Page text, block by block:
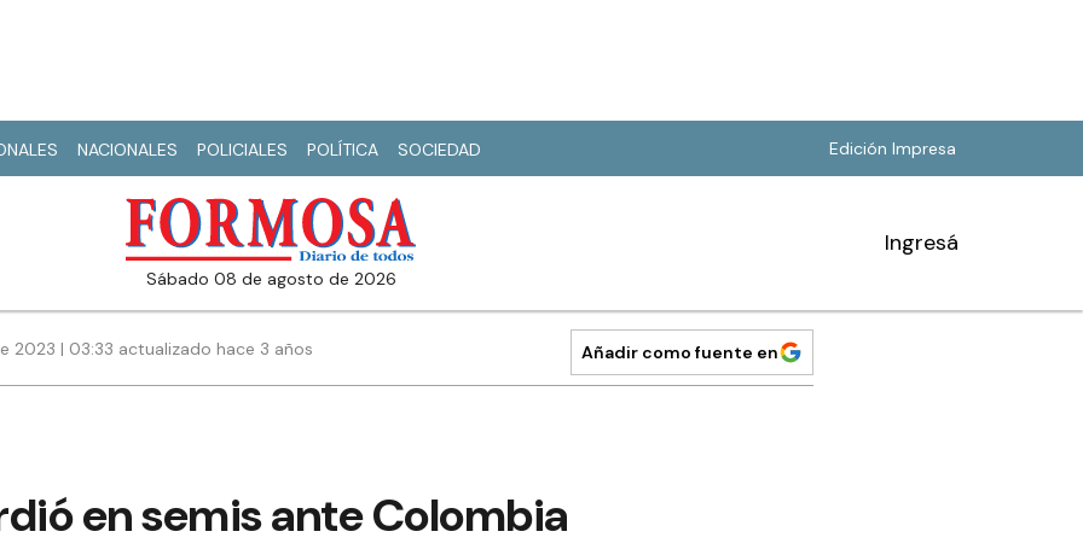
NACIONALES POLICIALES POLÍTICA SOCIEDAD Edición Impresa
sábado 08 de agosto de 2026
Ingresá
2023 | 03:33 actualizado hace 3 años Añadir como fuente en
en semis ante Colombia